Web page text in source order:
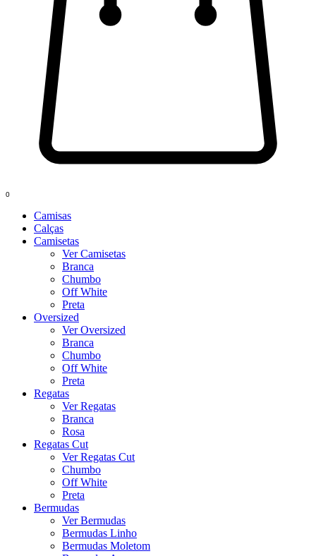
0
Camisas
Calças
Camisetas
Ver Camisetas
Branca
Chumbo
Off White
Preta
Oversized
Ver Oversized
Branca
Chumbo
Off White
Preta
Regatas
Ver Regatas
Branca
Rosa
Regatas Cut
Ver Regatas Cut
Chumbo
Off White
Preta
Bermudas
Ver Bermudas
Bermudas Linho
Bermudas Moletom